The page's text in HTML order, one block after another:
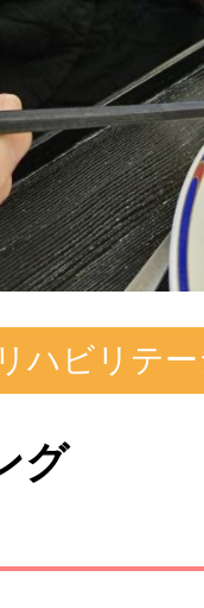
ハビリテ
グ